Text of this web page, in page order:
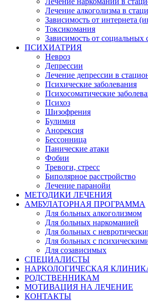
Лечение алкоголизма в
Зависимость от интернета
Токсикомания
Зависимость от социальных
ПСИХИАТРИЯ
Невроз
Депрессии
Лечение депрессии в
Психические заболевания
Психосоматические
Психоз
Шизофрения
Булимия
Анорексия
Бессонница
Панические атаки
Фобии
Тревоги, стресс
Биполярное расстройство
Лечение паранойи
МЕТОДИКИ ЛЕЧЕНИЯ
АМБУЛАТОРНАЯ ПРОГРАММА
Для больных алкоголизмом
Для больных наркоманией
Для больных с
Для больных с
Для созависимых
СПЕЦИАЛИСТЫ
НАРКОЛОГИЧЕСКАЯ
РОДСТВЕННИКАМ
МОТИВАЦИЯ НА ЛЕЧЕНИЕ
КОНТАКТЫ